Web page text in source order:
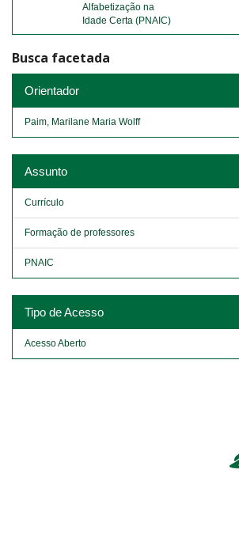
Alfabetização na
Idade Certa (PNAIC)
Busca facetada
Orientador
Paim, Marilane Maria Wolff
Assunto
Currículo
Formação de professores
PNAIC
Tipo de Acesso
Acesso Aberto